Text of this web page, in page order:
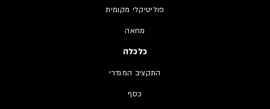
פוליטיקלי מקומית
מחאה
כלכלה
התקציב המגדרי
כסף